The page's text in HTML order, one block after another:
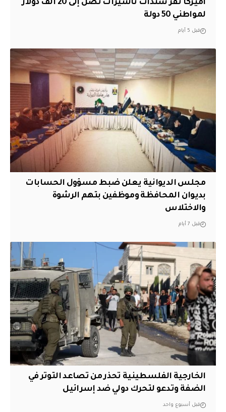
أميركا تقر سندات تأشيرات تصل إلى 20 ألف دولار
لمواطني 50 دولة
قبل 5 أيام
مجلس الديوانية يعلن ضبط مسؤول الحسابات
بديوان المحافظة وموظفين بتهم الرشوة
والاختلاس
قبل 7 أيام
الخارجية الفلسطينية تحذر من تصاعد التوتر في
الضفة وتدعو لتحرك دولي ضد إسرائيل
قبل أسبوع واحد